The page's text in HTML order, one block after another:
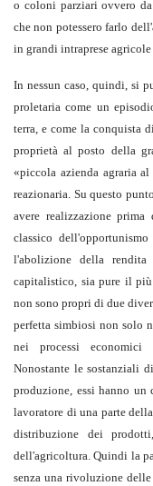
o coloni parziari ovvero da
che non potessero farlo
in grandi intraprese
In nessun caso, quindi, si
proletaria come un
terra, e come la conquista
proprietà al posto della
«piccola azienda agraria
reazionaria. Su questo
avere realizzazione
classico
l'abolizione della
capitalistico, sia pure il
non sono propri di due
perfetta simbiosi non solo
nei processi economici
Nonostante le sostanziali
produzione, essi hanno
lavoratore di una parte
distribuzione dei
dell'agricoltura. Quindi la
senza una rivoluzione